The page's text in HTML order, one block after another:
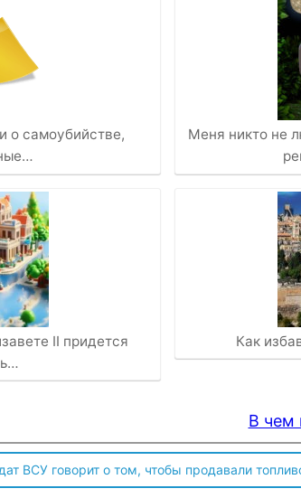
о самоубийстве,
II придется
Меня никто не
Как
В чем
ВСУ говорит о том, чтобы продавали